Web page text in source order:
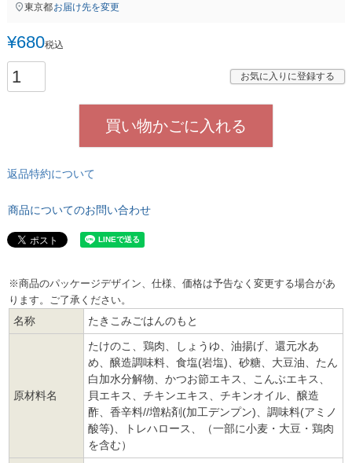
東京都お届け先を変更
¥680税込
お気に入りに登録する
買い物かごに入れる
返品特約について
商品についてのお問い合わせ
※商品のパッケージデザイン、仕様、価格は予告なく変更する場合があ
ります。ご了承ください。
名称 たきこみごはんのもと
原材料名
たけのこ、鶏肉、しょうゆ、油揚げ、還元水あ
め、醸造調味料、食塩(岩塩)、砂糖、大豆油、たん
白加水分解物、かつお節エキス、こんぶエキス、
貝エキス、チキンエキス、チキンオイル、醸造
酢、香辛料//増粘剤(加工デンプン)、調味料(アミノ
酸等)、トレハロース、（一部に小麦・大豆・鶏肉
を含む）